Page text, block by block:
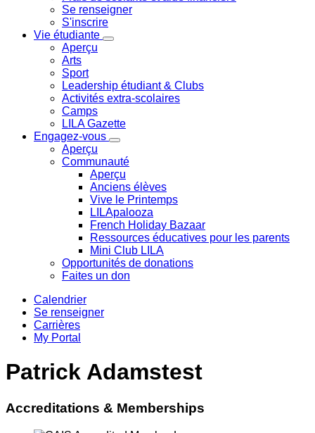
Se renseigner
S'inscrire
Vie étudiante
Aperçu
Arts
Sport
Leadership étudiant & Clubs
Activités extra-scolaires
Camps
LILA Gazette
Engagez-vous
Aperçu
Communauté
Aperçu
Anciens élèves
Vive le Printemps
LILApalooza
French Holiday Bazaar
Ressources éducatives pour les parents
Mini Club LILA
Opportunités de donations
Faites un don
Calendrier
Se renseigner
Carrières
My Portal
Patrick Adamstest
Accreditations & Memberships